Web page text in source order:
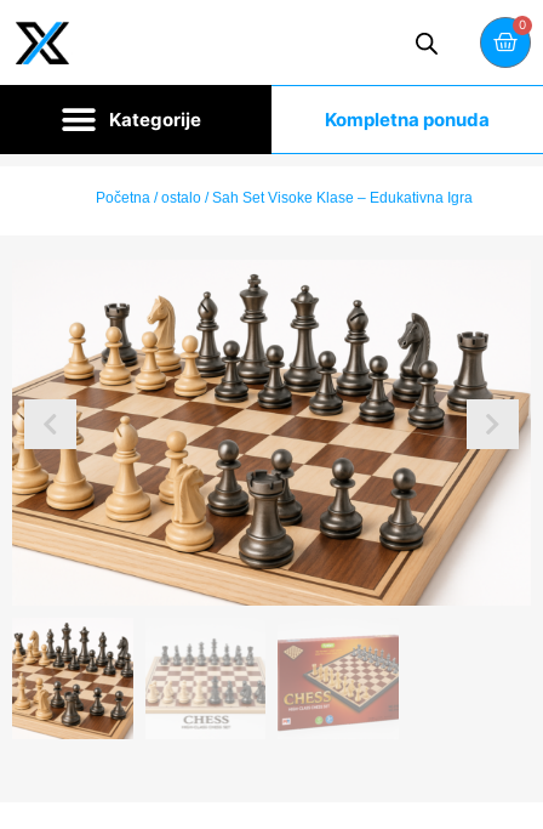
0
Kompletna ponuda
Početna/ostalo/ Sah Set Visoke Klase – Edukativna Igra